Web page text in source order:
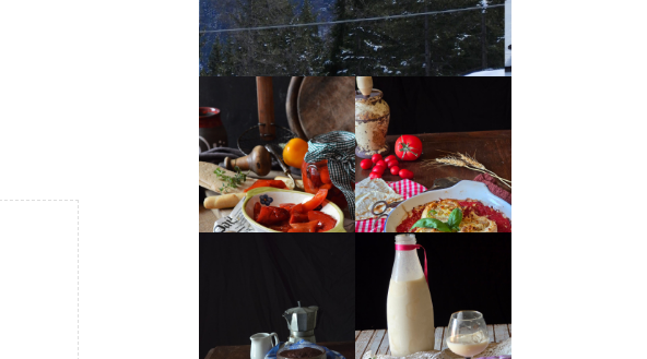
PEPERONI ALLA
PIEMONTESE
GIRANDOLE DI
RICOTTA
MUG CAKE AL
CIOCCOLATO
MANDORLITO